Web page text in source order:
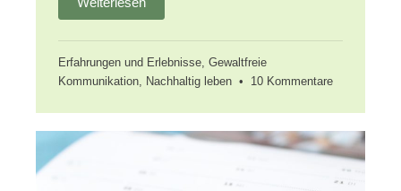
Erfahrungen und Erlebnisse Gewaltfreie
Kommunikation Nachhaltig leben • 10 Kommentarezu
nehmen:
nach